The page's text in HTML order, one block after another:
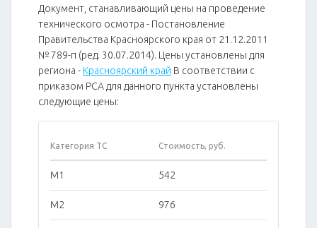
Документ, станавливающий цены на проведение
технического осмотра - Постановление
Правительства Красноярского края от 21.12.2011
№ 789-п (ред. 30.07.2014). Цены установлены для
региона - Красноярский край В соответствии с
приказом РСА для данного пункта установлены
следующие цены:
Категория ТС Стоимость, руб.
M1 542
M2 976